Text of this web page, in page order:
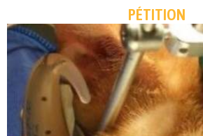
PÉTITION